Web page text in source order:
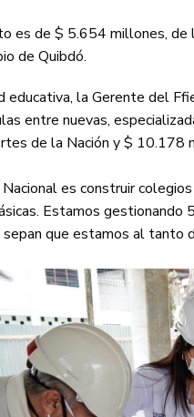
es de $ 5.654 millones,
de Quibdó.
educativa, la Gerente del
entre nuevas,
de la Nación y $ 10.178
es construir
Estamos
que estamos al tanto